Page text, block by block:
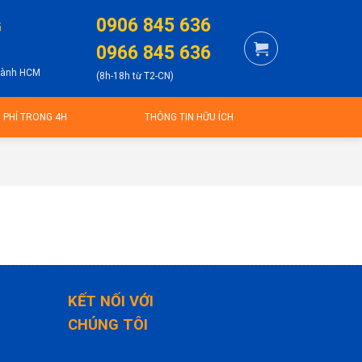
HCM
0906 845 636
0966 845 636
(8h-18h từ T2-CN)
TRONG 4H THÔNG TIN HỮU ÍCH
KẾT NỐI VỚI
CHÚNG TÔI